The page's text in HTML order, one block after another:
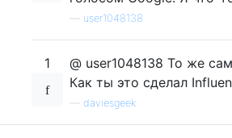
user1048138
1
@ user1048138 То же
Как ты это сделал
daviesgeek